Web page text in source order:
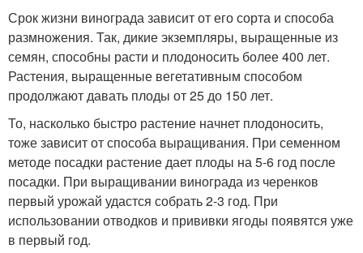
Срок жизни винограда зависит от его сорта и способа
размножения. Так, дикие экземпляры, выращенные из
семян, способны расти и плодоносить более 400 лет.
Растения, выращенные вегетативным способом
продолжают давать плоды от 25 до 150 лет.
То, насколько быстро растение начнет плодоносить,
тоже зависит от способа выращивания. При семенном
методе посадки растение дает плоды на 5-6 год после
посадки. При выращивании винограда из черенков
первый урожай удастся собрать 2-3 год. При
использовании отводков и прививки ягоды появятся уже
в первый год.